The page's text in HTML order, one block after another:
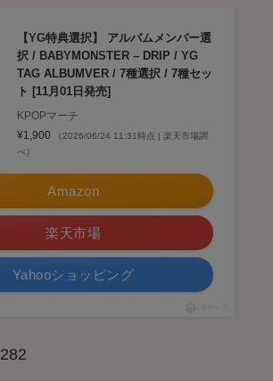
【YG特典選択】 アルバムメンバー選
択 / BABYMONSTER – DRIP / YG
TAG ALBUMVER / 7種選択 / 7種セッ
ト [11月01日発売]
KPOPマーチ
¥1,900
（2026/06/24 11:31時点 | 楽天市場調
べ）
Amazon
楽天市場
Yahooショッピング
282